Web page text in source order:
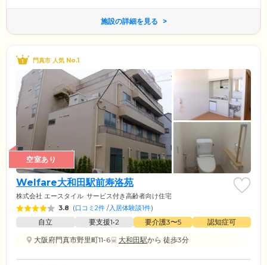
施設の詳細を見る
門真市 人気 No.1
空室あり
Welfare大和田駅前寿洛苑
株式会社 エースタイル サービス付き高齢者向け住宅
3.8 (口コミ2件 /入居体験談1件)
自立 要支援1•2 要介護3〜5
認知症可
大阪府門真市野里町11-6
大和田駅から 徒歩3分